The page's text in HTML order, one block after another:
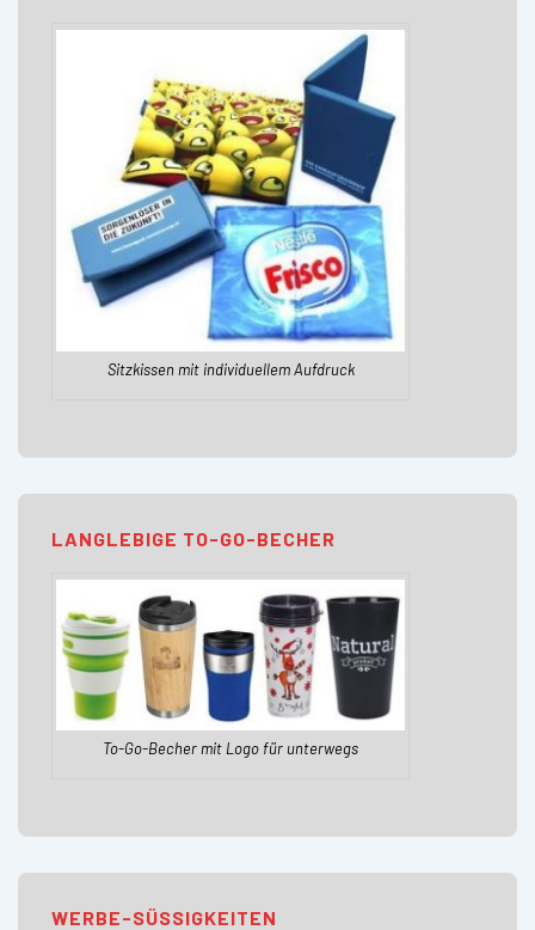
Sitzkissen mit individuellem Aufdruck
LANGLEBIGE TO-GO-BECHER
To-Go-Becher mit Logo für unterwegs
WERBE-SÜSSIGKEITEN